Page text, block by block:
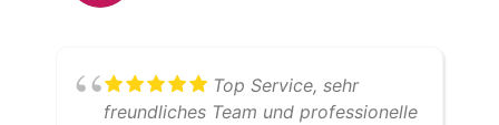
Top Service, sehr
freundliches Team und professionelle